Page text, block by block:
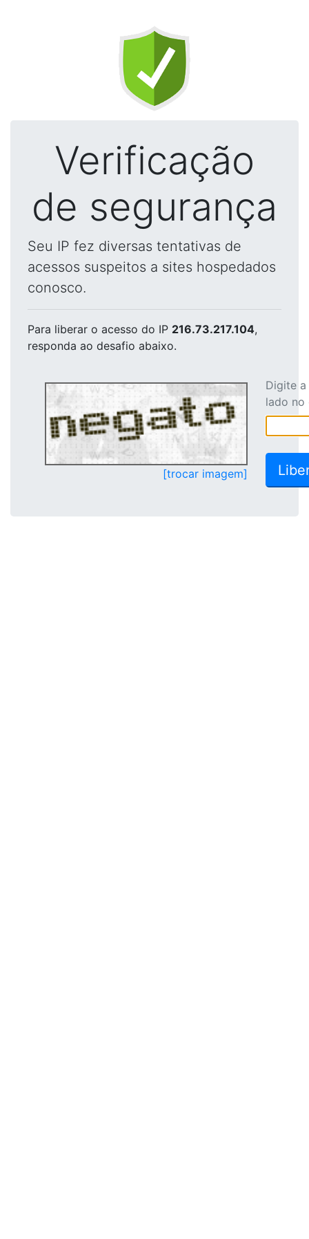
Verificação
de segurança
Seu IP fez diversas tentativas de
acessos suspeitos a sites hospedados
conosco.
Para liberar o acesso do IP 216.73.217.104,
responda ao desafio abaixo.
[trocar imagem]
Digite
lado no